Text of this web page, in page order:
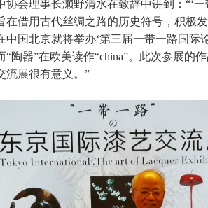
协会理事长濑野清水在致辞中讲到：“‘
在借用古代丝绸之路的历史符号，积极
国北京就将举办‘第三届一带一路国际
“陶器”在欧美读作“china”。此次参展的
流展很有意义。”